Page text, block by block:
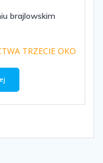
brajlowskim
TRZECIE OKO